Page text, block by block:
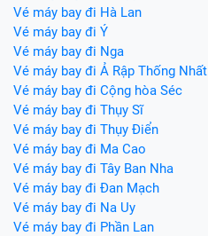
Vé máy bay đi Hà Lan
Vé máy bay đi Ý
Vé máy bay đi Nga
Vé máy bay đi Ả Rập Thống Nhất
Vé máy bay đi Cộng hòa Séc
Vé máy bay đi Thụy Sĩ
Vé máy bay đi Thụy Điển
Vé máy bay đi Ma Cao
Vé máy bay đi Tây Ban Nha
Vé máy bay đi Đan Mạch
Vé máy bay đi Na Uy
Vé máy bay đi Phần Lan